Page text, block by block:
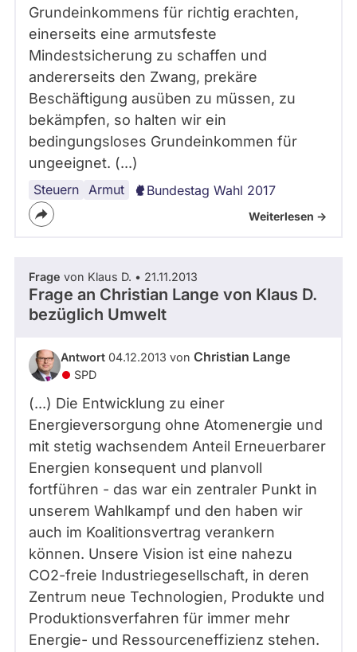
Grundeinkommens für richtig erachten,
einerseits eine armutsfeste
Mindestsicherung zu schaffen und
andererseits den Zwang, prekäre
Beschäftigung ausüben zu müssen, zu
bekämpfen, so halten wir ein
bedingungsloses Grundeinkommen für
ungeeignet. (...)
Steuern Armut
Lobbyismus
Grundeinkommen Bundestag Wahl 2017
Weiterlesen ->
Frage von Klaus D. • 21.11.2013
Frage an Christian Lange von Klaus D.
bezüglich Umwelt
Antwort 04.12.2013 von Christian Lange
SPD
(...) Die Entwicklung zu einer
Energieversorgung ohne Atomenergie und
mit stetig wachsendem Anteil Erneuerbarer
Energien konsequent und planvoll
fortführen - das war ein zentraler Punkt in
unserem Wahlkampf und den haben wir
auch im Koalitionsvertrag verankern
können. Unsere Vision ist eine nahezu
CO2-freie Industriegesellschaft, in deren
Zentrum neue Technologien, Produkte und
Produktionsverfahren für immer mehr
Energie- und Ressourceneffizienz stehen.